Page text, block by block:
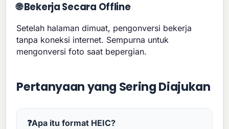
🌐 Bekerja Secara Offline
Setelah halaman dimuat, pengonversi bekerja
tanpa koneksi internet. Sempurna untuk
mengonversi foto saat bepergian.
Pertanyaan yang Sering Diajukan
Apa itu format HEIC?